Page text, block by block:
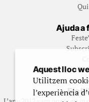
Ajuda a
Els
Aquest lloc
Utilitzem
l’experiència